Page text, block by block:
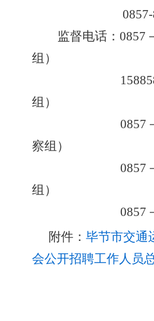
监督电话： 0857
组 ）
组 ）
0857
察组）
0857
组）
0857
附件： 毕节市交通
会公开招聘工作人员